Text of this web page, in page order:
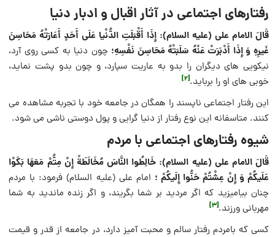
رفتارهای اجتماعی در آثار اقبال و ادبار دنیا
قَالَ الامام علی (علیه السلام): إِذَا أَقْبَلَتِ الدُّنْیا عَلَى أَحَدٍ أَعَارَتْهُ مَحَاسِنَ
غَیرِهِ وَ إِذَا أَدْبَرَتْ عَنْهُ سَلَبَتْهُ مَحَاسِنَ نَفْسِهِ؛ چون دنیا به كسى روى آرد،
نیكویی هاى دیگران را بدو به عاریت سپارد، و چون بدو پشت نماید،
خوبی هاى او را برباید.[2]
این رفتار اجتماعی ناپسند را همگان در جامعه خود با تجربه مشاهده می
کنند. متاسفانه این نوع رفتار از دنیا گرایی و پول دوستی ناشی می شود.
شیوه رفتارهای اجتماعی با مردم
قَالَ الامام علی (علیه السلام): خَالِطُوا النَّاسَ مُخَالَطَةً إِنْ مِتُّمْ مَعَهَا بَكَوْا
عَلَیكُمْ وَ إِنْ عِشْتُمْ حَنُّوا إِلَیكُمْ ؛ امام علی (علیه السلام) فرمود: با مردم
چنان بیامیزید كه اگر مردید بر شما بگریند، و اگر زنده ماندید به شما
مهربانى ورزند.[3]
کسی که بامردم رفتار سالم و محبت آمیز دارد، در جامعه از قدر و قیمت